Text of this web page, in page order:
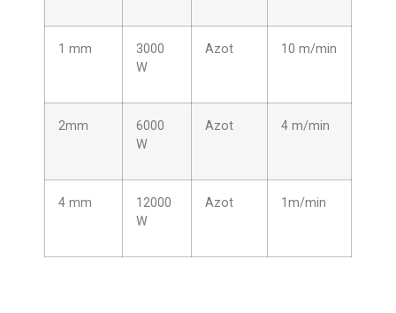
1 mm
3000
W
Azot 10 m/min
2mm
6000
W
Azot 4 m/min
4 mm
12000
W
Azot 1m/min